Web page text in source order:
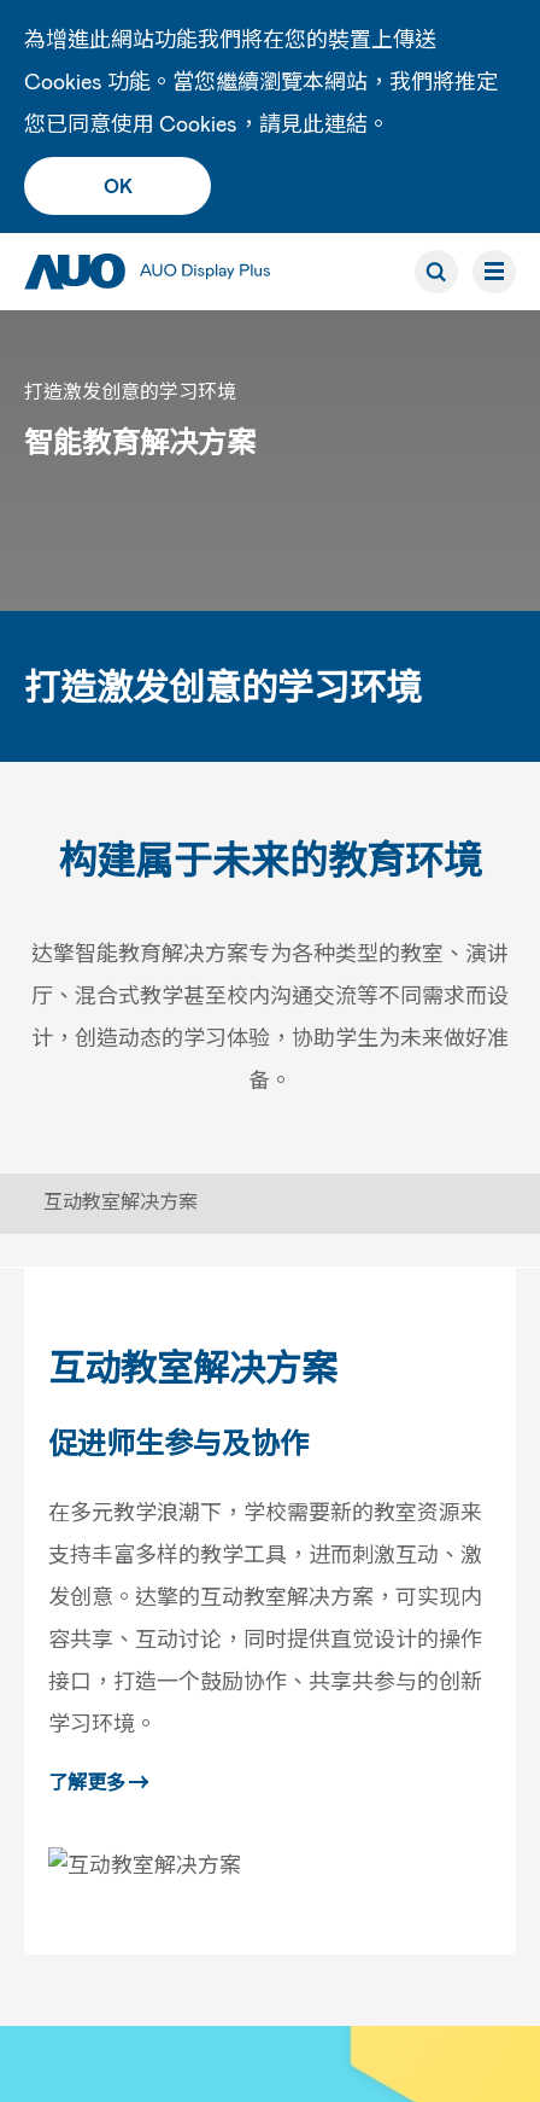
為增進此網站功能我們將在您的裝置上傳送
Cookies 功能。當您繼續瀏覽本網站，我們將推定
您已同意使用 Cookies，請見此連結 。
OK
打造激发创意的学习环境
智能教育解决方案
打造激发创意的学习环境
构建属于未来的教育环境
达擎智能教育解决方案专为各种类型的教室、演讲
厅、混合式教学甚至校内沟通交流等不同需求而设
计，创造动态的学习体验，协助学生为未来做好准
备。
互动教室解决方案
互动教室解决方案
促进师生参与及协作
在多元教学浪潮下，学校需要新的教室资源来
支持丰富多样的教学工具，进而刺激互动、激
发创意。达擎的互动教室解决方案，可实现内
容共享、互动讨论，同时提供直觉设计的操作
接口，打造一个鼓励协作、共享共参与的创新
学习环境。
了解更多